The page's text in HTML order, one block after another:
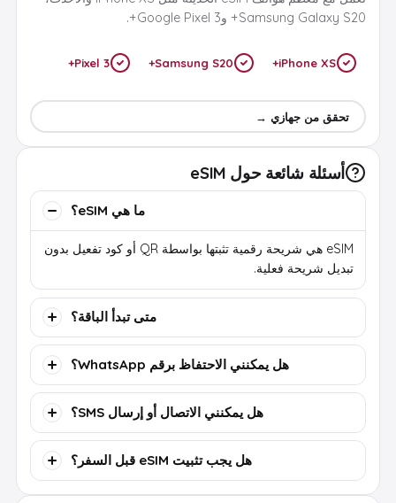
Samsung Galaxy S20+ وGoogle Pixel 3+.
iPhone XS+
Samsung S20+
Pixel 3+
تحقق من جهازي →
أسئلة شائعة حول eSIM
ما هي eSIM؟
eSIM هي شريحة رقمية تثبتها بواسطة QR أو كود تفعيل بدون
تبديل شريحة فعلية.
متى تبدأ الباقة؟
هل يمكنني الاحتفاظ برقم WhatsApp؟
هل يمكنني الاتصال أو إرسال SMS؟
هل يجب تثبيت eSIM قبل السفر؟